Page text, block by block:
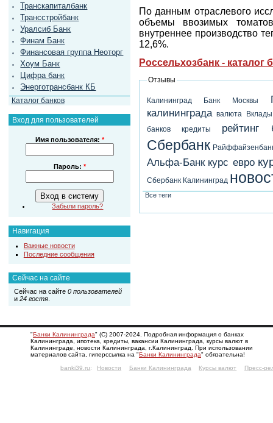
Транскапиталбанк
Трансстройбанк
Уралсиб Банк
Финам Банк
Финансовая группа Неоторг
Хоум Банк
Цифра банк
Энерготрансбанк КБ
Каталог банков
Вход для пользователей
Имя пользователя: *
Пароль: *
Забыли пароль?
Навигация
Важные новости
Последние сообщения
Сейчас на сайте
Сейчас на сайте 0 пользователей
и 24 гостя.
По данным отраслевого
объемы ввозимых
внутреннее производство
12,6%.
Россельхозбанк - каталог
Отзывы
Калининград Банк Москвы
калининграда валюта
банков
кредиты рейтинг
Сбербанк
Альфа-Банк курс евро
Сбербанк Калининград
Все теги
"Банки Калининграда" (С) 2007-2024. Подробная информация о банках
Калининграда, ипотека, кредиты, вакансии Калининграда, курсы валют в
Калининграде, новости Калининграда, г.Калининград. При использовании
материалов сайта, гиперссылка на "Банки Калининграда" обязательна!
banki39.ru: Новости Банки Калининграда Курсы валют Пресс-